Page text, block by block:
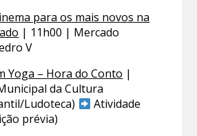
para os mais novos na
| 11h00 | Mercado
V
Yoga – Hora do Conto |
da Cultura
Ludoteca)
Atividade
prévia)